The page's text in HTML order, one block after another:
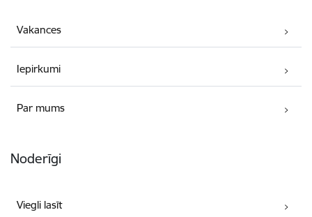
Vakances
Iepirkumi
Par mums
Noderīgi
Viegli lasīt